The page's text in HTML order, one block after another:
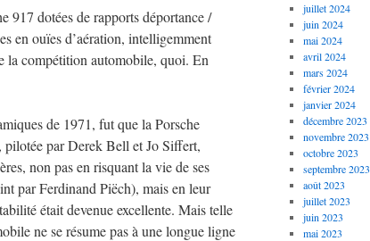
917 dotées de rapports déportance /
en ouïes d’aération, intelligemment
la compétition automobile, quoi. En
de 1971, fut que la Porsche
par Derek Bell et Jo Siffert,
non pas en risquant la vie de ses
par Ferdinand Piëch), mais en leur
était devenue excellente. Mais telle
ne se résume pas à une longue ligne
juillet 2024
juin 2024
mai 2024
avril 2024
mars 2024
février 2024
janvier 2024
décembre 2023
novembre 2023
octobre 2023
septembre 2023
août 2023
juillet 2023
juin 2023
mai 2023